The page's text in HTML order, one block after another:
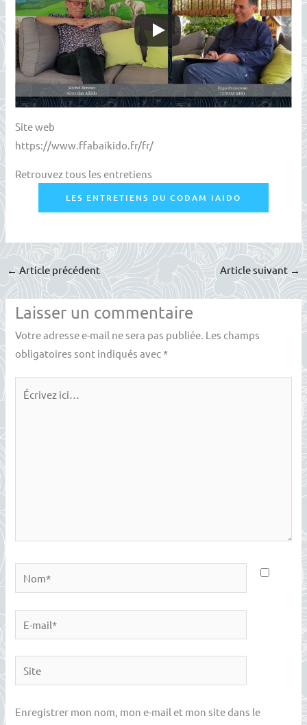
Site web
https://www.ffabaikido.fr/fr/
Retrouvez tous les entretiens
LES ENTRETIENS DU CODAM IAIDO
←Article précédent Article suivant →
Laisser un commentaire
Votre adresse e-mail ne sera pas publiée. Les champs
obligatoires sont indiqués avec*
Écrivez
Nom*
mail*
Site
Enregistrer mon nom, mon e-mail et mon site dans le